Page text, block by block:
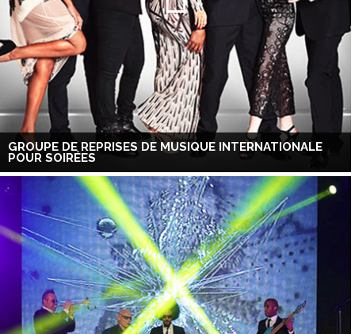
GROUPE DE REPRISES DE MUSIQUE INTERNATIONALE
POUR SOIRÉES